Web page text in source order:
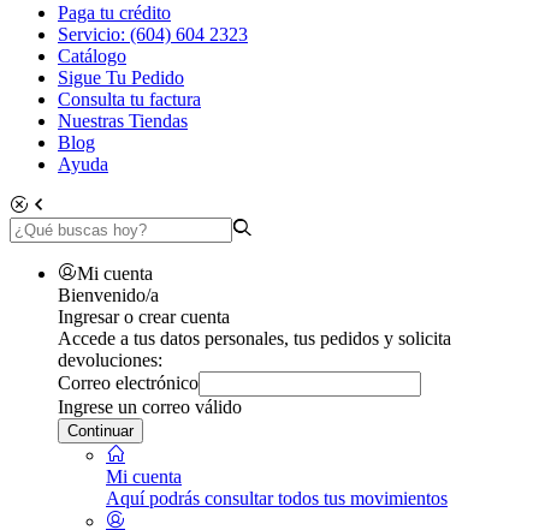
Paga tu crédito
Servicio: (604) 604 2323
Catálogo
Sigue Tu Pedido
Consulta tu factura
Nuestras Tiendas
Blog
Ayuda
Mi cuenta
Bienvenido/a
Ingresar o crear cuenta
Accede a tus datos personales, tus pedidos y solicita
devoluciones:
Correo electrónico
Ingrese un correo válido
Continuar
Mi cuenta
Aquí podrás consultar todos tus movimientos